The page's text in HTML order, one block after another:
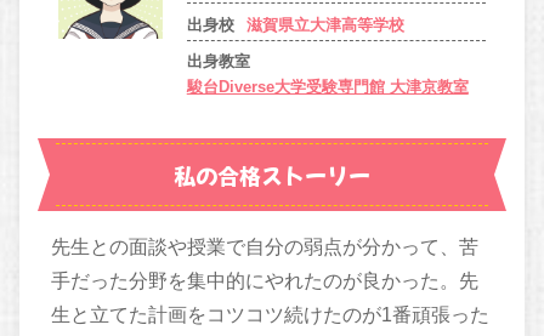
出身校 滋賀県立大津高等学校
出身教室
駿台Diverse大学受験専門館 大津京教室
私の合格ストーリー
先生との面談や授業で自分の弱点が分かって、苦
手だった分野を集中的にやれたのが良かった。先
生と立てた計画をコツコツ続けたのが1番頑張った